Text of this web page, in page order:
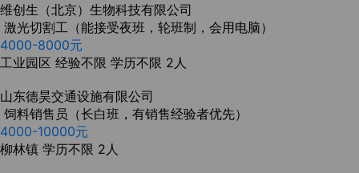
维创生（北京）生物科技有限公司
激光切割工（能接受夜班，轮班制，会用电脑）
4000-8000元
工业园区 经验不限 学历不限 2人
山东德昊交通设施有限公司
饲料销售员（长白班，有销售经验者优先）
4000-10000元
柳林镇 学历不限 2人